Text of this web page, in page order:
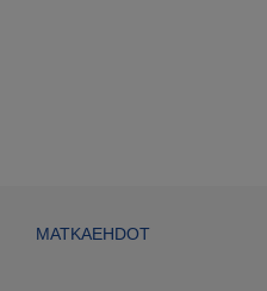
MATKAEHDOT